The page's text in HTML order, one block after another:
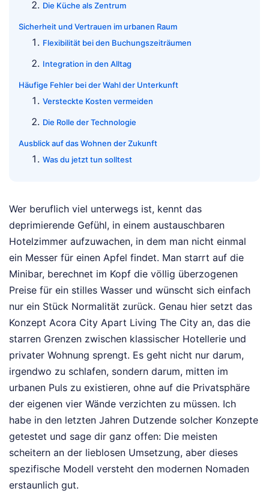
Die Küche als Zentrum
Sicherheit und Vertrauen im urbanen Raum
Flexibilität bei den Buchungszeiträumen
Integration in den Alltag
Häufige Fehler bei der Wahl der Unterkunft
Versteckte Kosten vermeiden
Die Rolle der Technologie
Ausblick auf das Wohnen der Zukunft
Was du jetzt tun solltest
Wer beruflich viel unterwegs ist, kennt das
deprimierende Gefühl, in einem austauschbaren
Hotelzimmer aufzuwachen, in dem man nicht einmal
ein Messer für einen Apfel findet. Man starrt auf die
Minibar, berechnet im Kopf die völlig überzogenen
Preise für ein stilles Wasser und wünscht sich einfach
nur ein Stück Normalität zurück. Genau hier setzt das
Konzept Acora City Apart Living The City an, das die
starren Grenzen zwischen klassischer Hotellerie und
privater Wohnung sprengt. Es geht nicht nur darum,
irgendwo zu schlafen, sondern darum, mitten im
urbanen Puls zu existieren, ohne auf die Privatsphäre
der eigenen vier Wände verzichten zu müssen. Ich
habe in den letzten Jahren Dutzende solcher Konzepte
getestet und sage dir ganz offen: Die meisten
scheitern an der lieblosen Umsetzung, aber dieses
spezifische Modell versteht den modernen Nomaden
erstaunlich gut.